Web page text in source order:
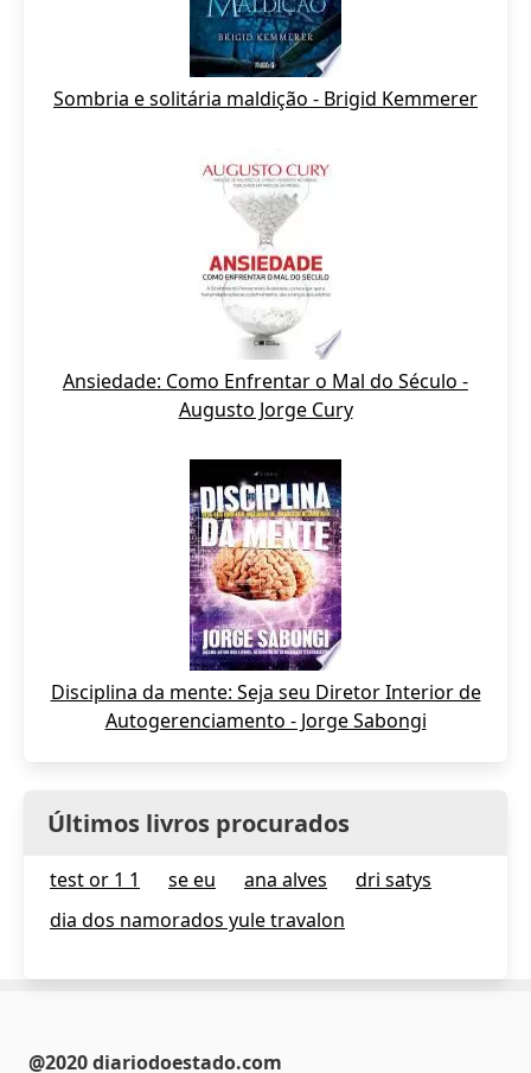
Sombria e solitária maldição - Brigid Kemmerer
Ansiedade: Como Enfrentar o Mal do Século -
Augusto Jorge Cury
Disciplina da mente: Seja seu Diretor Interior de
Autogerenciamento - Jorge Sabongi
Últimos livros procurados
test or 1 1 se eu ana alves
dri satys
dia dos namorados yule travalon
@2020 diariodoestado.com